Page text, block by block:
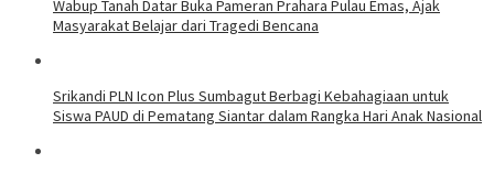
Wabup Tanah Datar Buka Pameran Prahara Pulau Emas, Ajak
Masyarakat Belajar dari Tragedi Bencana
Srikandi PLN Icon Plus Sumbagut Berbagi Kebahagiaan untuk
Siswa PAUD di Pematang Siantar dalam Rangka Hari Anak Nasional